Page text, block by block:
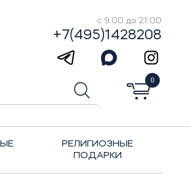
с 9.00 до 21.00
+7(495)1428208
0
РЕЛИГИОЗНЫЕ
ПОДАРКИ